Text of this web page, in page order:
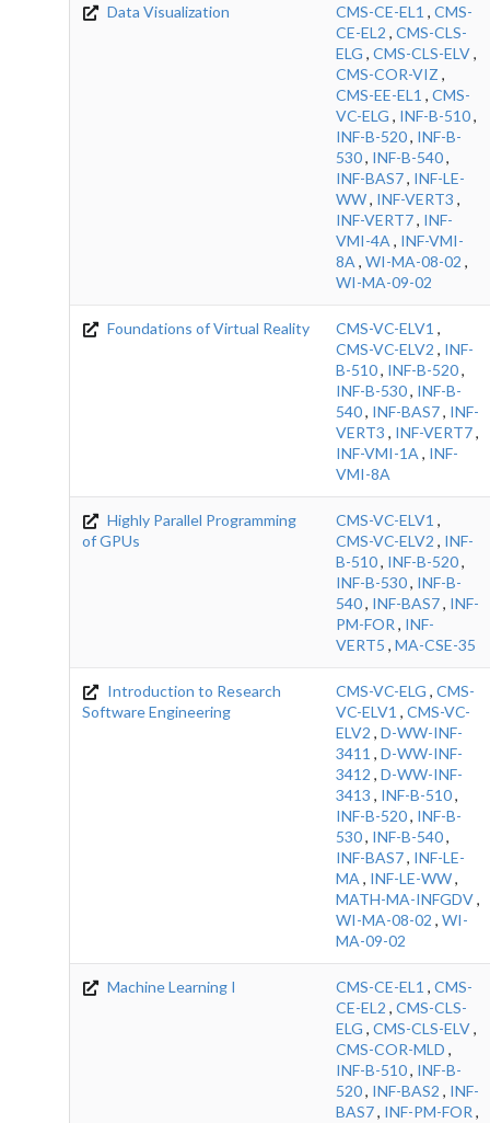
Data Visualization CMS-CE-EL1 , CMS-
CE-EL2 , CMS-CLS-
ELG , CMS-CLS-ELV,
CMS-COR-VIZ ,
CMS-EE-EL1 , CMS-
VC-ELG , INF-B-510,
INF-B-520, INF-B-
530, INF-B-540,
INF-BAS7, INF-LE-
WW, INF-VERT3 ,
INF-VERT7, INF-
VMI-4A , INF-VMI-
8A , WI-MA-08-02 ,
WI-MA-09-02
Foundations of Virtual Reality CMS-VC-ELV1 ,
CMS-VC-ELV2 , INF-
B-510, INF-B-520,
INF-B-530, INF-B-
540, INF-BAS7, INF-
VERT3 , INF-VERT7,
INF-VMI-1A , INF-
VMI-8A
Highly Parallel Programming
of GPUs
CMS-VC-ELV1 ,
CMS-VC-ELV2 , INF-
B-510, INF-B-520,
INF-B-530, INF-B-
540, INF-BAS7, INF-
PM-FOR , INF-
VERT5 , MA-CSE-35
Introduction to Research
Software Engineering
CMS-VC-ELG , CMS-
VC-ELV1 , CMS-VC-
ELV2 , D-WW-INF-
3411 , D-WW-INF-
3412 , D-WW-INF-
3413 , INF-B-510,
INF-B-520, INF-B-
530, INF-B-540,
INF-BAS7, INF-LE-
MA , INF-LE-WW,
MATH-MA-INFGDV,
WI-MA-08-02 , WI-
MA-09-02
Machine Learning I CMS-CE-EL1 , CMS-
CE-EL2 , CMS-CLS-
ELG , CMS-CLS-ELV,
CMS-COR-MLD ,
INF-B-510, INF-B-
520, INF-BAS2 , INF-
BAS7, INF-PM-FOR ,